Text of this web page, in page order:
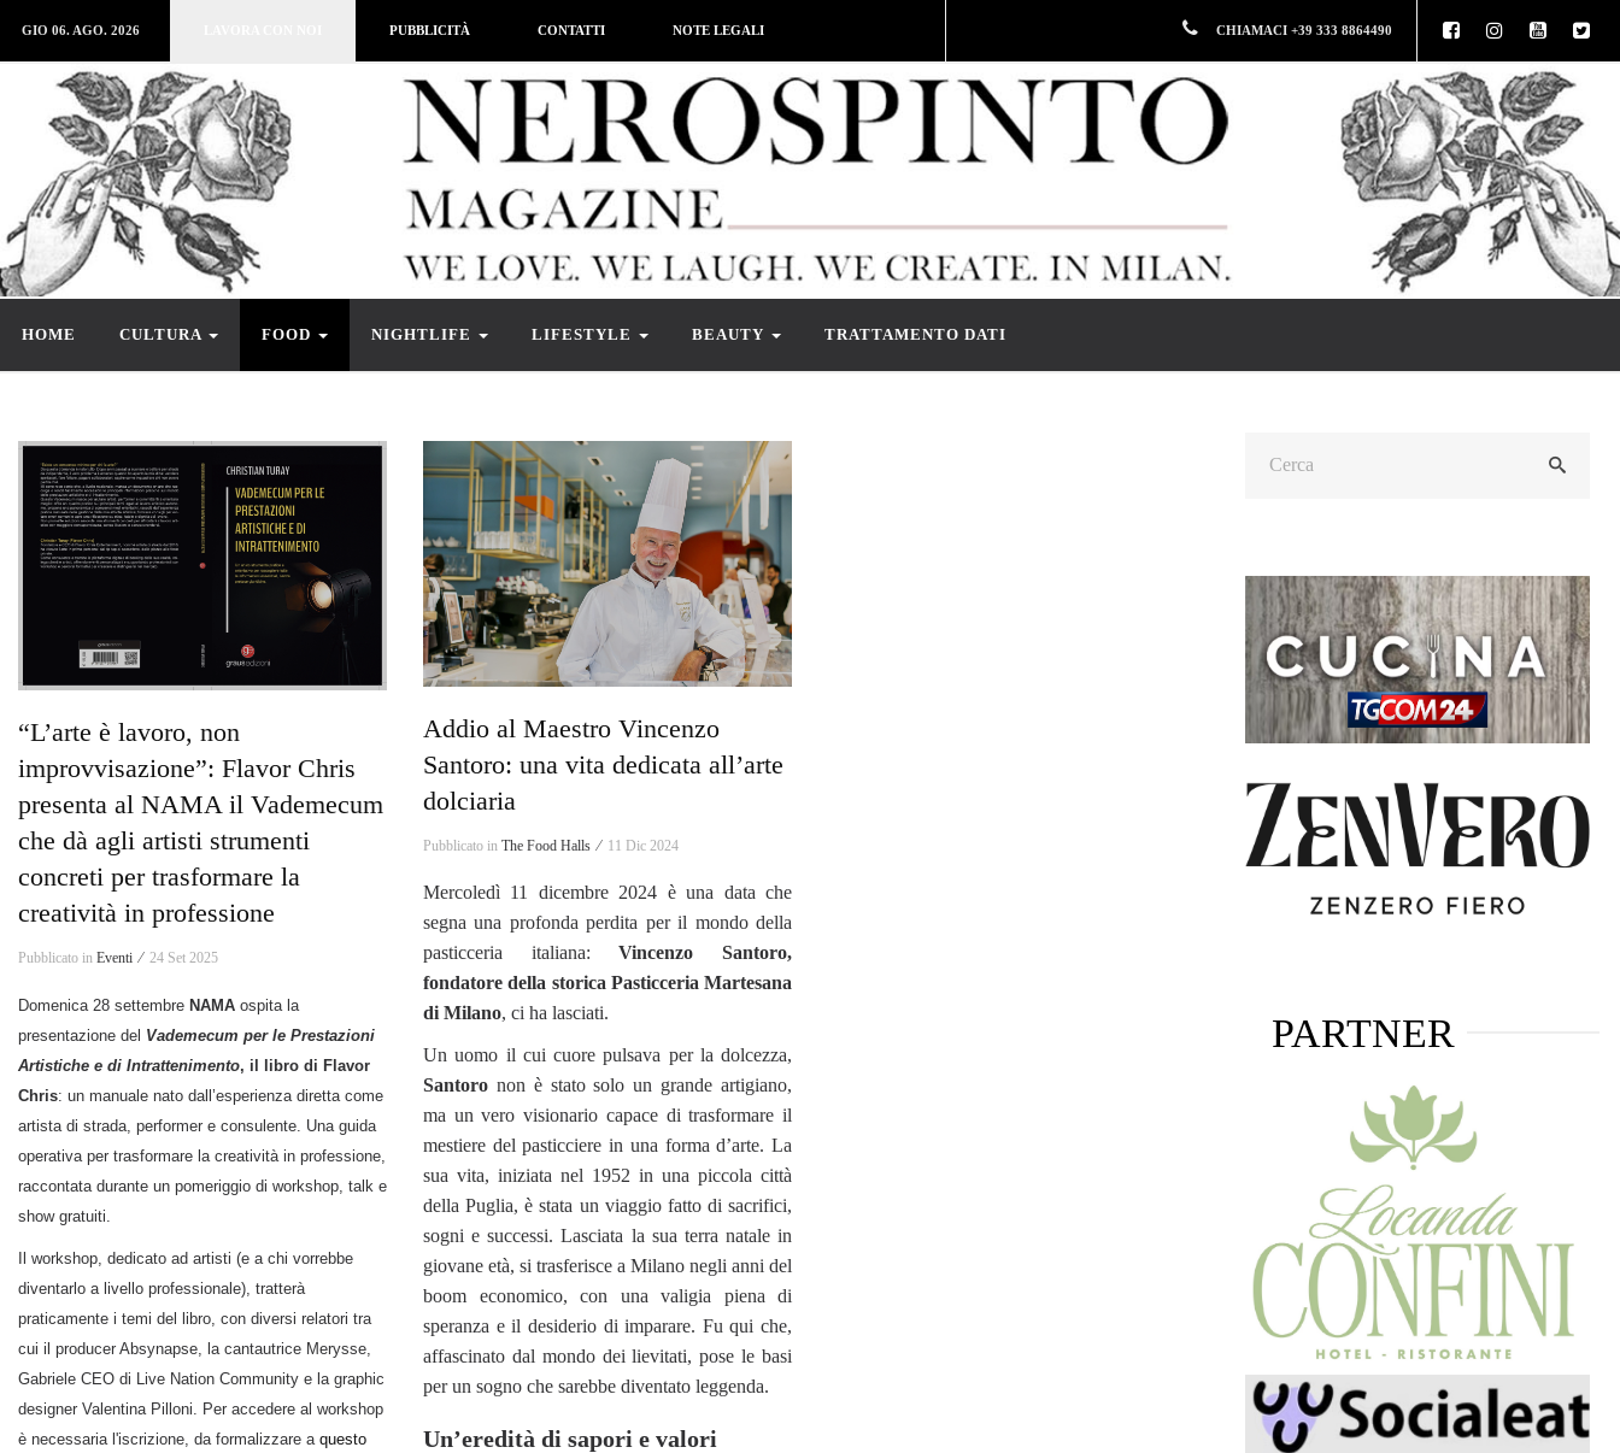
GIO 06. AGO. 2026 PUBBLICITÀ CONTATTI NOTE LEGALI CHIAMACI +39 333 8864490
HOME CULTURA FOOD NIGHTLIFE LIFESTYLE BEAUTY TRATTAMENTO DATI
“L’arte è lavoro, non
improvvisazione”: Flavor Chris
presenta al NAMA il Vademecum
che dà agli artisti strumenti
concreti per trasformare la
creatività in professione
Pubblicato in Eventi ⁄ 24 Set 2025
Domenica 28 settembre NAMA ospita la
presentazione del Vademecum per le Prestazioni
Artistiche e di Intrattenimento, il libro di Flavor
Chris: un manuale nato dall’esperienza diretta come
artista di strada, performer e consulente. Una guida
operativa per trasformare la creatività in professione,
raccontata durante un pomeriggio di workshop, talk e
show gratuiti.
Il workshop, dedicato ad artisti (e a chi vorrebbe
diventarlo a livello professionale), tratterà
praticamente i temi del libro, con diversi relatori tra
cui il producer Absynapse, la cantautrice Merysse,
Gabriele CEO di Live Nation Community e la graphic
designer Valentina Pilloni. Per accedere al workshop
è necessaria l'iscrizione, da formalizzare a questo
Addio al Maestro Vincenzo
Santoro: una vita dedicata all’arte
dolciaria
Pubblicato in The Food Halls ⁄ 11 Dic 2024
Mercoledì 11 dicembre 2024 è una data che
segna una profonda perdita per il mondo della
pasticceria italiana:Vincenzo Santoro,
fondatore della storica Pasticceria Martesana
di Milano, ci ha lasciati.
Un uomo il cui cuore pulsava per la dolcezza,
Santoro non è stato solo un grande artigiano,
ma un vero visionario capace di trasformare il
mestiere del pasticciere in una forma d’arte. La
sua vita, iniziata nel 1952 in una piccola città
della Puglia, è stata un viaggio fatto di sacrifici,
sogni e successi. Lasciata la sua terra natale in
giovane età, si trasferisce a Milano negli anni del
boom economico, con una valigia piena di
speranza e il desiderio di imparare. Fu qui che,
affascinato dal mondo dei lievitati, pose le basi
per un sogno che sarebbe diventato leggenda.
Un’eredità di sapori e valori
PARTNER